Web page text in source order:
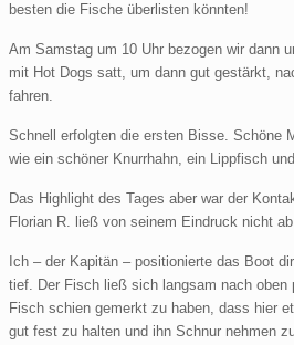
besten die Fische überlisten könnten!
Am Samstag um 10 Uhr bezogen wir dann
mit Hot Dogs satt, um dann gut gestärkt,
fahren.
Schnell erfolgten die ersten Bisse. Schöne
wie ein schöner Knurrhahn, ein Lippfisch
Das Highlight des Tages aber war der
Florian R. ließ von seinem Eindruck nicht
Ich – der Kapitän – positionierte das Boot
tief. Der Fisch ließ sich langsam nach
Fisch schien gemerkt zu haben, dass hier
gut fest zu halten und ihn Schnur nehmen